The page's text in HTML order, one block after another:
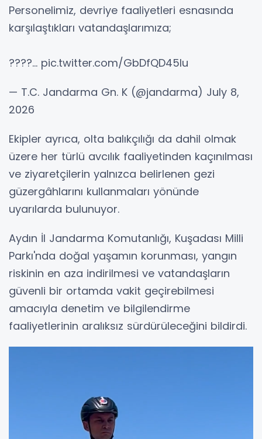
Personelimiz, devriye faaliyetleri esnasında
karşılaştıkları vatandaşlarımıza;
????… pic.twitter.com/GbDfQD45lu
— T.C. Jandarma Gn. K (@jandarma) July 8,
2026
Ekipler ayrıca, olta balıkçılığı da dahil olmak
üzere her türlü avcılık faaliyetinden kaçınılması
ve ziyaretçilerin yalnızca belirlenen gezi
güzergâhlarını kullanmaları yönünde
uyarılarda bulunuyor.
Aydın İl Jandarma Komutanlığı, Kuşadası Milli
Parkı'nda doğal yaşamın korunması, yangın
riskinin en aza indirilmesi ve vatandaşların
güvenli bir ortamda vakit geçirebilmesi
amacıyla denetim ve bilgilendirme
faaliyetlerinin aralıksız sürdürüleceğini bildirdi.